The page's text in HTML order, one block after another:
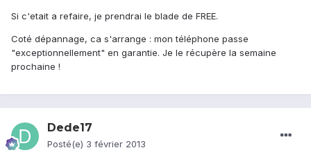
Si c'etait a refaire, je prendrai le blade de FREE.
Coté dépannage, ca s'arrange : mon téléphone passe
"exceptionnellement" en garantie. Je le récupère la semaine
prochaine !
Dede17
Posté(e) 3 février 2013